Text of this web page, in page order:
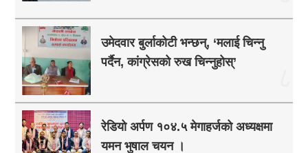
उमेदवार बुर्लाकोटी भन्छन्, ‘मलाई चिन्नु
पर्दैन, कांग्रेसको रुख चिन्नुहोस्’
रेडियो अर्पण १०४.५ मेगाहर्जको अध्यक्षमा
यमन भुषाल चयन ।